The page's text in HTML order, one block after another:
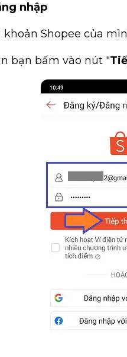
nhập
Shopee của
bạn bấm vào nút "